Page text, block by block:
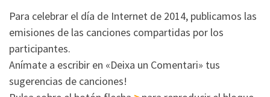
Para celebrar el día de Internet de 2014, publicamos las
emisiones de las canciones compartidas por los
participantes.
Anímate a escribir en «Deixa un Comentari» tus
sugerencias de canciones!